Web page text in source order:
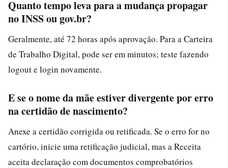
Quanto tempo leva para a mudança propagar
no INSS ou gov.br?
Geralmente, até 72 horas após aprovação. Para a Carteira
de Trabalho Digital, pode ser em minutos; teste fazendo
logout e login novamente.
E se o nome da mãe estiver divergente por erro
na certidão de nascimento?
Anexe a certidão corrigida ou retificada. Se o erro for no
cartório, inicie uma retificação judicial, mas a Receita
aceita declaração com documentos comprobatórios